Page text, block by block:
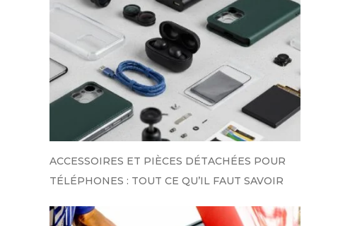
ACCESSOIRES ET PIÈCES DÉTACHÉES POUR
TÉLÉPHONES : TOUT CE QU’IL FAUT SAVOIR